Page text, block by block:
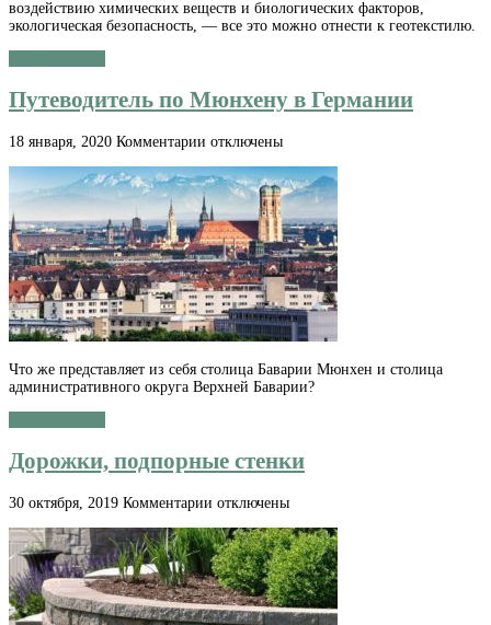
воздействию химических веществ и биологических факторов,
экологическая безопасность, — все это можно отнести к геотекстилю.
Путеводитель по Мюнхену в Германии
18 января, 2020 Комментарии к
Путеводитель
по
Мюнхену
в
Германии
отключены
Что же представляет из себя столица Баварии Мюнхен и столица
административного округа Верхней Баварии?
Дорожки, подпорные стенки
30 октября, 2019 Комментарии к
Дорожки,
подпорные
стенки
отключены